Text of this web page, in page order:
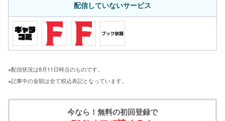
配信していないサービス
※配信状況は8月11日時点のものです。
※記事中の金額は全て税込表記となっています。
今なら！無料の初回登録で